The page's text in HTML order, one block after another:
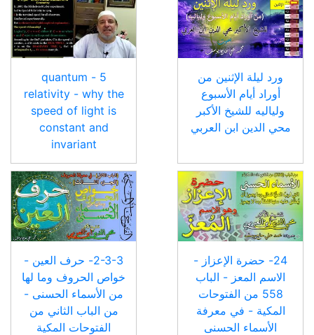
ورد ليلة الإثنين من
أوراد أيام الأسبوع
ولياليه للشيخ الأكبر
محي الدين ابن العربي
5 - quantum
relativity - why the
speed of light is
constant and
invariant
24- حضرة الإعزاز -
الاسم المعز - الباب
558 من الفتوحات
المكية - في معرفة
الأسماء الحسنى
2-3-3- حرف العين -
خواص الحروف وما لها
من الأسماء الحسنى -
من الباب الثاني من
الفتوحات المكية